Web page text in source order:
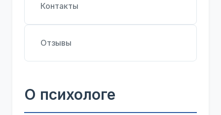
Контакты
Отзывы
О психологе